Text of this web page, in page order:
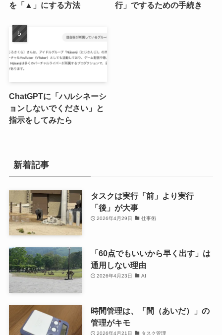
を「▲」にする方法
行」でするための手続き
ChatGPTに「ハルシネーシ
ョンしないでください」と
指示をしてみたら
新着記事
タスクは実行「前」より実行
「後」が大事
2026年4月29日 仕事術
「60点でもいいから早く出す」は
通用しない理由
2026年4月23日 AI
時間管理は、「間（あいだ）」の
管理がキモ
2026年4月21日 タスク管理